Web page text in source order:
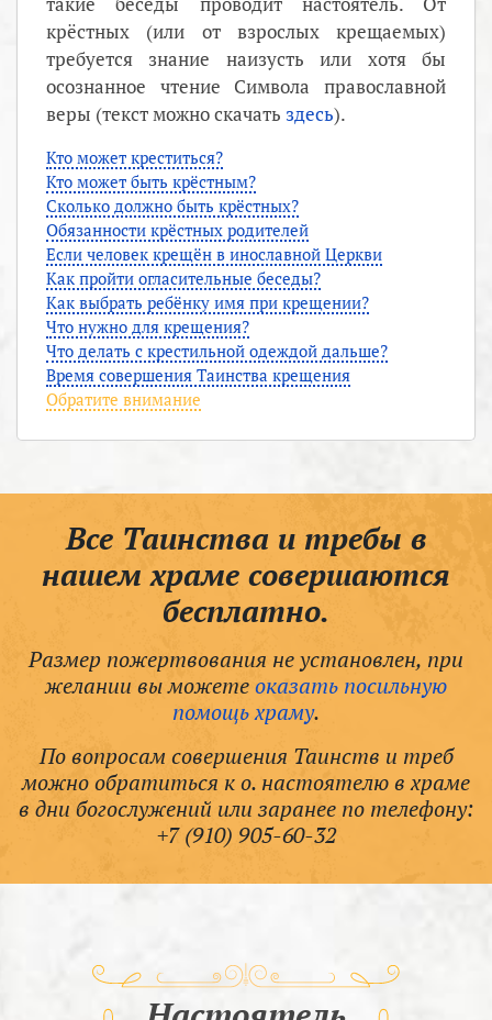
крёстных (или от взрослых крещаемых)
требуется знание наизусть или хотя бы
осознанное чтение Символа православной
веры (текст можно скачать здесь).
Кто может креститься?
Кто может быть крёстным?
Сколько должно быть крёстных?
Обязанности крёстных родителей
Если человек крещён в инославной Церкви
Как пройти огласительные беседы?
Как выбрать ребёнку имя при крещении?
Что нужно для крещения?
Что делать с крестильной одеждой дальше?
Время совершения Таинства крещения
Обратите внимание
Все Таинства и требы в
нашем храме совершаются
бесплатно.
Размер пожертвования не установлен, при
желании вы можетеоказать посильную
помощь храму.
По вопросам совершения Таинств и треб
можно обратиться к о. настоятелю в храме
в дни богослужений или заранее по телефону:
+7 (910) 905-60-32